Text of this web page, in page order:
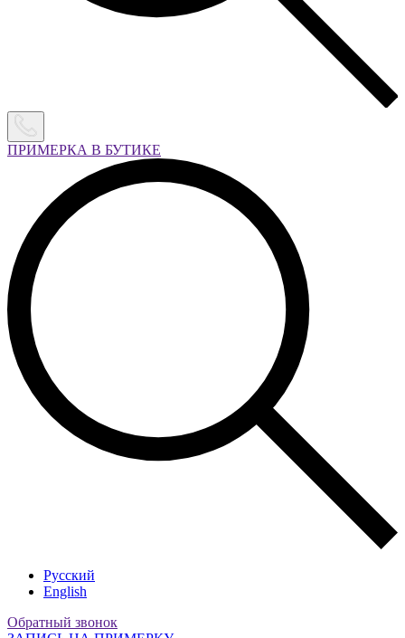
ПРИМЕРКА В БУТИКЕ
Русский
English
Обратный звонок